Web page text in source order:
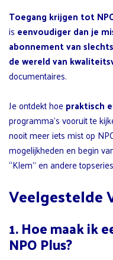
Toegang krijgen tot
is eenvoudiger dan je
abonnement van
de wereld van
documentaires.
Je ontdekt hoepraktisch
programma’s vooruit te
nooit meer iets mist op
mogelijkheden en begin
“Klem” en andere
Veelgestelde
1. Hoe maak ik
NPO Plus?